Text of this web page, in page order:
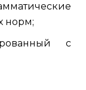
норм;
с